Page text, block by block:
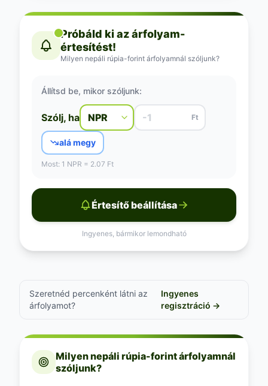
Próbáld ki az árfolyam-
értesítést!
Milyen nepáli rúpia-forint árfolyamnál szóljunk?
Állítsd be, mikor szóljunk:
Szólj, ha Ft
alá megy
Most: 1 NPR = 2.07 Ft
Értesítő beállítása
Ingyenes, bármikor lemondható
Szeretnéd percenként látni az
árfolyamot?
Ingyenes
regisztráció →
Milyen nepáli rúpia-forint árfolyamnál
szóljunk?